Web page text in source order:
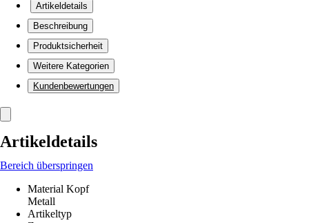
Artikeldetails
Beschreibung
Produktsicherheit
Weitere Kategorien
Kundenbewertungen
Artikeldetails
Bereich überspringen
Material Kopf
Metall
Artikeltyp